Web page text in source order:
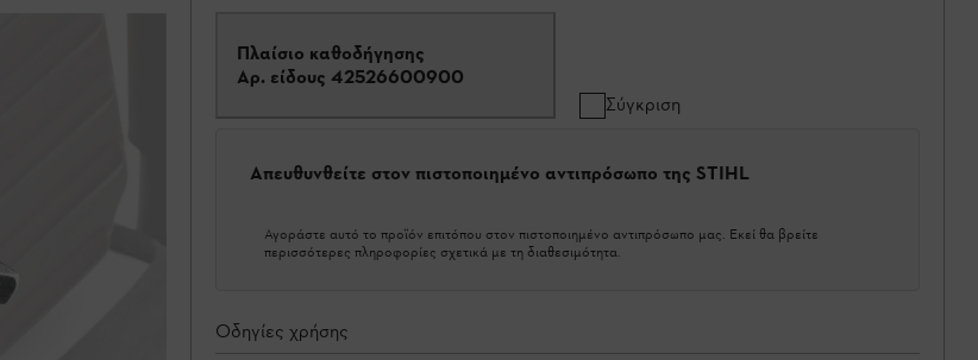
Πλαίσιο καθοδήγησης
Αρ. είδους 42526600900
Σύγκριση
Απευθυνθείτε στον πιστοποιημένο αντιπρόσωπο της STIHL
Αγοράστε αυτό το προϊόν επιτόπου στον πιστοποιημένο αντιπρόσωπο μας. Εκεί θα βρείτε
περισσότερες πληροφορίες σχετικά με τη διαθεσιμότητα.
Οδηγίες χρήσης